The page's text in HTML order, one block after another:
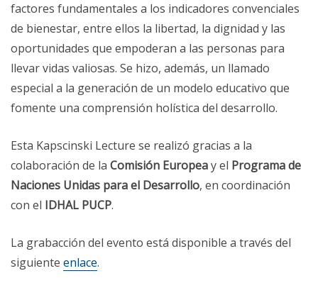
factores fundamentales a los indicadores convenciales
de bienestar, entre ellos la libertad, la dignidad y las
oportunidades que empoderan a las personas para
llevar vidas valiosas. Se hizo, además, un llamado
especial a la generación de un modelo educativo que
fomente una comprensión holística del desarrollo.
Esta Kapscinski Lecture se realizó gracias a la
colaboración de la Comisión Europeay el Programa de
Naciones Unidas para el Desarrollo, en coordinación
con el IDHAL PUCP.
La grabacción del evento está disponible a través del
siguiente enlace.